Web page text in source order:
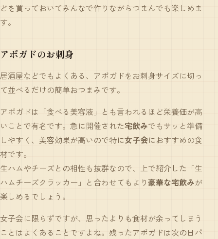
どを買っておいてみんなで作りながらつまんでも楽しめま
す。
アボガドのお刺身
居酒屋などでもよくある、アボガドをお刺身サイズに切っ
て並べるだけの簡単おつまみです。
アボガドは「食べる美容液」とも言われるほど栄養価が高
いことで有名です。急に開催された宅飲みでもサッと準備
しやすく、美容効果が高いので特に女子会におすすめの食
材です。
生ハムやチーズとの相性も抜群なので、上で紹介した「生
ハムチーズクラッカー」と合わせてもより豪華な宅飲みが
楽しめるでしょう。
女子会に限らずですが、思ったよりも食材が余ってしまう
ことはよくあることですよね。残ったアボガドは次の日パ